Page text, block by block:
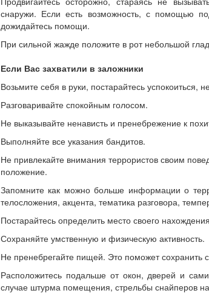
снаружи. Если есть возможность, с помощью
дожидайтесь помощи.
При сильной жажде положите в рот небольшой
Если Вас захватили в заложники
Возьмите себя в руки, постарайтесь успокоиться,
Разговаривайте спокойным голосом.
Не выказывайте ненависть и пренебрежение к
Выполняйте все указания бандитов.
Не привлекайте внимания террористов своим
положение.
Запомните как можно больше информации о
телосложения, акцента, тематика разговора,
Постарайтесь определить место своего
Сохраняйте умственную и физическую активность.
Не пренебрегайте пищей. Это поможет сохранить
Расположитесь подальше от окон, дверей и
случае штурма помещения, стрельбы снайперов